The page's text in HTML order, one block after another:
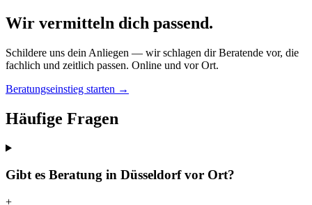
Wir vermitteln dich passend.
Schildere uns dein Anliegen — wir schlagen dir Beratende vor, die
fachlich und zeitlich passen. Online und vor Ort.
Beratungseinstieg starten →
Häufige Fragen
Gibt es Beratung in Düsseldorf vor Ort?
+